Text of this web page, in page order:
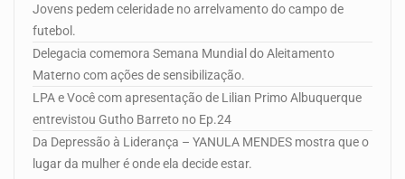
Jovens pedem celeridade no arrelvamento do campo de
futebol.
Delegacia comemora Semana Mundial do Aleitamento
Materno com ações de sensibilização.
LPA e Você com apresentação de Lilian Primo Albuquerque
entrevistou Gutho Barreto no Ep.24
Da Depressão à Liderança – YANULA MENDES mostra que o
lugar da mulher é onde ela decide estar.